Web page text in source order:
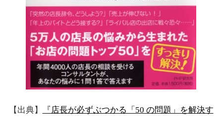
【出典】
『店長が必ずぶつかる「50 の問題」を解決す